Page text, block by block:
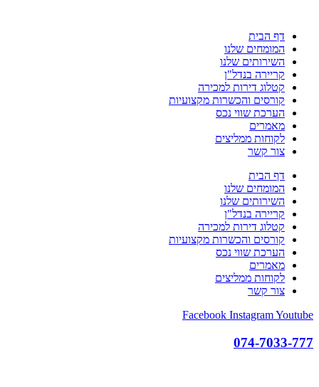
דף הבית
המומחים שלנו
השירותים שלנו
קריירה בנדל"ן
קטלוג דירות למכירה
קורסים והכשרות מקצועיות
הערכת שווי נכס
מאמרים
לקוחות ממליצים
צור קשר
דף הבית
המומחים שלנו
השירותים שלנו
קריירה בנדל"ן
קטלוג דירות למכירה
קורסים והכשרות מקצועיות
הערכת שווי נכס
מאמרים
לקוחות ממליצים
צור קשר
Facebook InstagramYoutube
074-7033-777